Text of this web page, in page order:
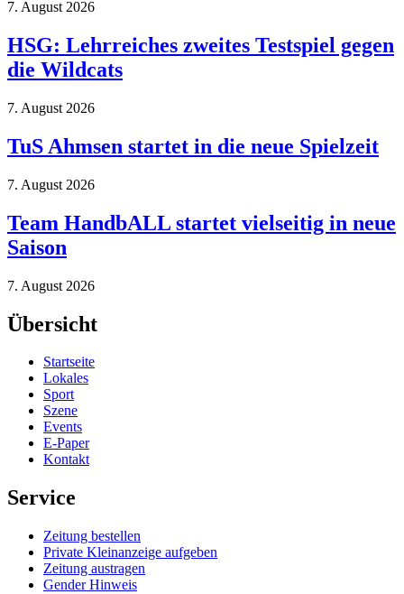
7. August 2026
HSG: Lehrreiches zweites Testspiel gegen
die Wildcats
7. August 2026
TuS Ahmsen startet in die neue Spielzeit
7. August 2026
Team HandbALL startet vielseitig in neue
Saison
7. August 2026
Übersicht
Startseite
Lokales
Sport
Szene
Events
E-Paper
Kontakt
Service
Zeitung bestellen
Private Kleinanzeige aufgeben
Zeitung austragen
Gender Hinweis